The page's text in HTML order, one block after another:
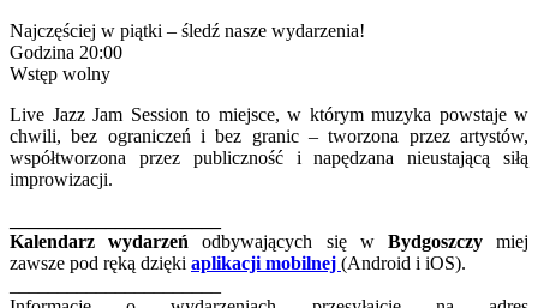
Najczęściej w piątki – śledź nasze wydarzenia!
Godzina 20:00
Wstęp wolny
Live Jazz Jam Session to miejsce, w którym muzyka powstaje w
chwili, bez ograniczeń i bez granic – tworzona przez artystów,
współtworzona przez publiczność i napędzana nieustającą siłą
improwizacji.
Kalendarz wydarzeńodbywających się w Bydgoszczymiej
zawsze pod ręką dzięki aplikacji mobilnej (Android i iOS).